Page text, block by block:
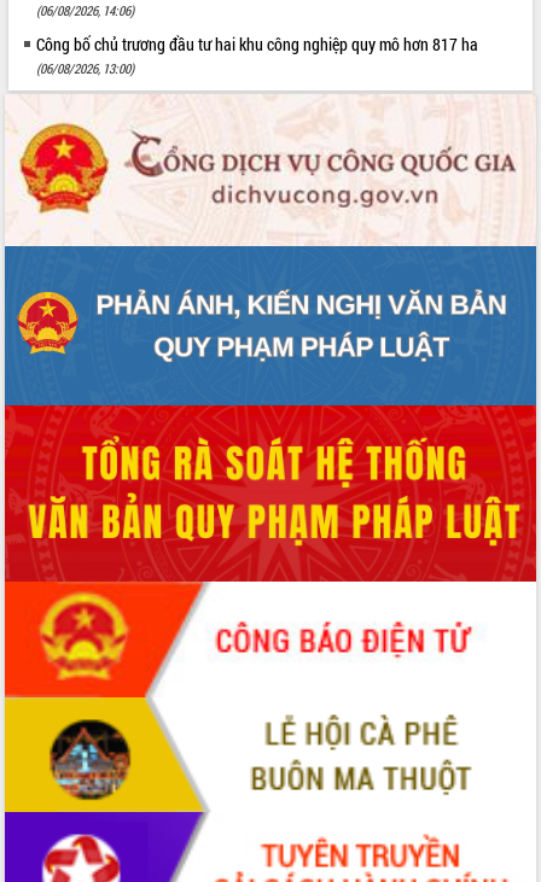
(06/08/2026, 14:06)
Công bố chủ trương đầu tư hai khu công nghiệp quy mô hơn 817 ha
(06/08/2026, 13:00)